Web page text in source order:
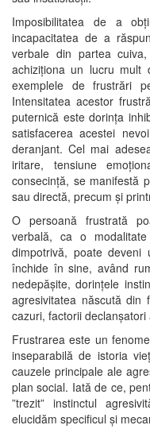
Imposibilitatea de a
incapacitatea de a
verbale din partea
achiziționa un lucru mult
exemplele de frustrări
Intensitatea acestor
puternică este dorința
satisfacerea acestei
deranjant. Cel mai
iritare, tensiune
consecință, se manifestă
sau directă, precum și
O persoană frustrată
verbală, ca o
dimpotrivă, poate deveni
închide în sine, având
nedepășite, dorințele
agresivitatea născută
cazuri, factorii
Frustrarea este un
inseparabilă de istoria
cauzele principale ale
plan social. Iată de ce,
”trezit” instinctul
elucidăm specificul și